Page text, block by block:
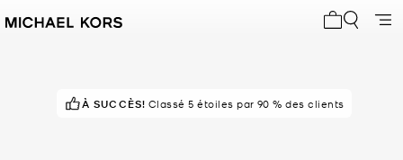
À SUCCÈS! Classé 5 étoiles par 90 % des clients
POPULAIRE !20 vus récemment